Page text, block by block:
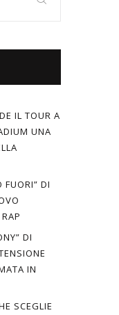
IL TOUR A
UNA
FUORI” DI
DI
IN
SCEGLIE